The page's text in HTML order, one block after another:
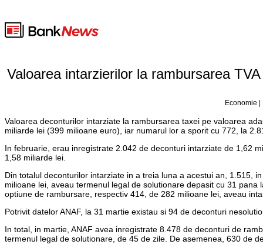
Valoarea intarzierilor la rambursarea
Economie
Valoarea deconturilor intarziate la rambursarea taxei pe valoarea
miliarde lei (399 milioane euro), iar numarul lor a sporit cu 772, la
In februarie, erau inregistrate 2.042 de deconturi intarziate de 1,62
1,58 miliarde lei.
Din totalul deconturilor intarziate in a treia luna a acestui an, 1.515,
milioane lei, aveau termenul legal de solutionare depasit cu 31
optiune de rambursare, respectiv 414, de 282 milioane lei, aveau
Potrivit datelor ANAF, la 31 martie existau si 94 de deconturi
In total, in martie, ANAF avea inregistrate 8.478 de deconturi de
termenul legal de solutionare, de 45 de zile. De asemenea, 630 de